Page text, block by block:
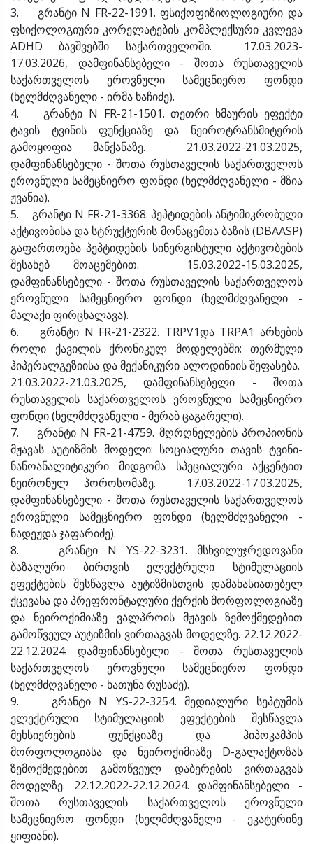
3. გრანტი N FR-22-1991. ფსიქოფიზიოლოგიური და
ფსიქოლოგიური კორელატების კომპლექსური კვლევა
ADHD ბავშვებში საქართველოში. 17.03.2023-
17.03.2026, დამფინანსებელი - შოთა რუსთაველის
საქართველოს ეროვნული სამეცნიერო ფონდი
(ხელმძღვანელი - ირმა ხაჩიძე).
4. გრანტი N FR-21-1501. თეთრი ხმაურის ეფექტი
ტავის ტვინის ფუნქციაზე და ნეიროტრანსმიტერის
გამოყოფია მანქანაზე. 21.03.2022-21.03.2025,
დამფინანსებელი - შოთა რუსთაველის საქართველოს
ეროვნული სამეცნიერო ფონდი (ხელმძღვანელი - მზია
ჟვანია).
5. გრანტი N FR-21-3368. პეპტიდების ანტიმიკრობული
აქტივობისა და სტრუქტურის მონაცემთა ბაზის (DBAASP)
გაფართოება პეპტიდების სინერგისტული აქტივობების
შესახებ მოაცემებით. 15.03.2022-15.03.2025,
დამფინანსებელი - შოთა რუსთაველის საქართველოს
ეროვნული სამეცნიერო ფონდი (ხელმძღვანელი -
მალაქი ფირცხალავა).
6. გრანტი N FR-21-2322. TRPV1და TRPA1 არხების
როლი ქავილის ქრონიკულ მოდელებში: თერმული
ჰიპერალგეზიისა და მექანიკური ალოდინიის შეფასება.
21.03.2022-21.03.2025, დამფინანსებელი - შოთა
რუსთაველის საქართველოს ეროვნული სამეცნიერო
ფონდი (ხელმძღვანელი - მერაბ ცაგარელი).
7. გრანტი N FR-21-4759. მღრღნელების პროპიონის
მჟავას აუტიზმის მოდელი: სოციალური თავის ტვინი-
ნანოანალიტიკური მიდგომა სპეციალური აქცენტით
ნეირონულ პოროსომაზე. 17.03.2022-17.03.2025,
დამფინანსებელი - შოთა რუსთაველის საქართველოს
ეროვნული სამეცნიერო ფონდი (ხელმძღვანელი -
ნადეჟდა ჯაფარიძე).
8. გრანტი N YS-22-3231. მსხვილუჯრედოვანი
ბაზალური ბირთვის ელექტრული სტიმულაციის
ეფექტების შესწავლა აუტიზმისთვის დამახასიათებელ
ქცევასა და პრეფრონტალური ქერქის მორფოლოგიაზე
და ნეიროქიმიაზე ვალპროის მჟავის ზემოქმედებით
გამოწვეულ აუტიზმის ვირთაგვას მოდელზე. 22.12.2022-
22.12.2024. დამფინანსებელი - შოთა რუსთაველის
საქართველოს ეროვნული სამეცნიერო ფონდი
(ხელმძღვანელი - ხათუნა რუსაძე).
9. გრანტი N YS-22-3254. მედიალური სეპტუმის
ელექტრული სტიმულაციის ეფექტების შესწავლა
მეხსიერების ფუნქციაზე და ჰიპოკამპის
მორფოლოგიასა და ნეიროქიმიაზე D-გალაქტოზას
ზემოქმედებით გამოწვეულ დაბერების ვირთაგვას
მოდელზე. 22.12.2022-22.12.2024. დამფინანსებელი -
შოთა რუსთაველის საქართველოს ეროვნული
სამეცნიერო ფონდი (ხელმძღვანელი - ეკატერინე
ყიფიანი).